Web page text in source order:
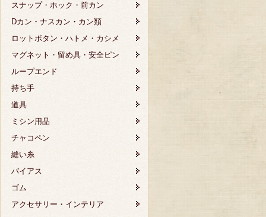
スナップ・ホック・前カン
Dカン・ナスカン・カン類
ロットボタン・ハトメ・カシメ
マグネット・留め具・安全ピン
ループエンド
持ち手
道具
ミシン用品
チャコペン
縫い糸
バイアス
ゴム
アクセサリー・インテリア